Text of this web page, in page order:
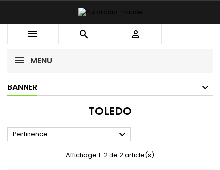
  
MENU
BANNER
TOLEDO
Pertinence 
Affichage 1-2 de 2 article(s)